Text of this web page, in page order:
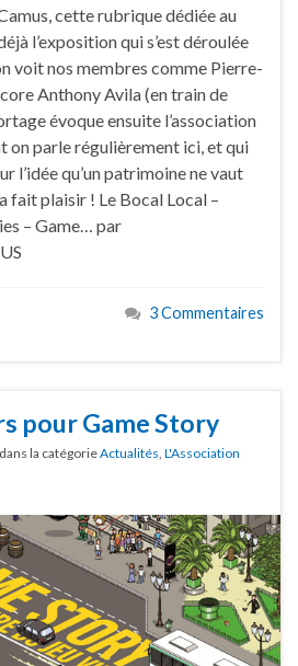
cette rubrique dédiée au
l’exposition qui s’est déroulée
voit nos membres comme Pierre-
Anthony Avila (en train de
évoque ensuite l’association
on parle régulièrement ici, et qui
l’idée qu’un patrimoine ne vaut
fait plaisir ! Le Bocal Local –
– Game… par
3 Commentaires
pour Game Story
dans la catégorieActualités, L'Association